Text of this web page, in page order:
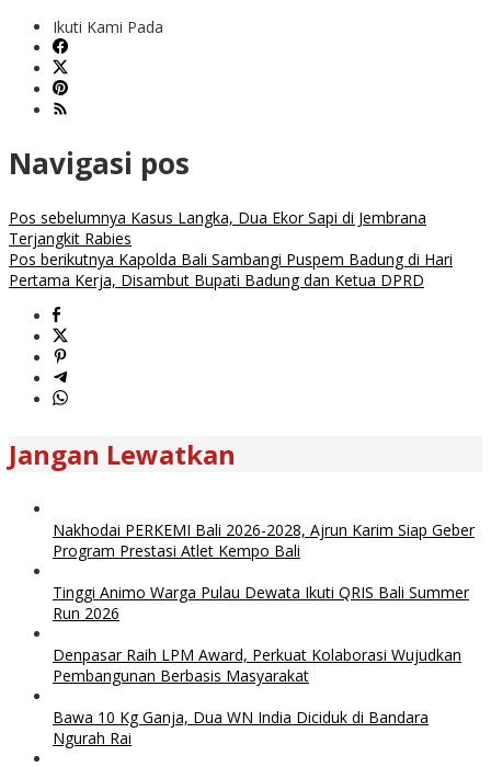
Ikuti Kami Pada
Navigasi pos
Pos sebelumnya Kasus Langka, Dua Ekor Sapi di Jembrana
Terjangkit Rabies
Pos berikutnya Kapolda Bali Sambangi Puspem Badung di Hari
Pertama Kerja, Disambut Bupati Badung dan Ketua DPRD
Jangan Lewatkan
Nakhodai PERKEMI Bali 2026-2028, Ajrun Karim Siap Geber
Program Prestasi Atlet Kempo Bali
Tinggi Animo Warga Pulau Dewata Ikuti QRIS Bali Summer
Run 2026
Denpasar Raih LPM Award, Perkuat Kolaborasi Wujudkan
Pembangunan Berbasis Masyarakat
Bawa 10 Kg Ganja, Dua WN India Diciduk di Bandara
Ngurah Rai